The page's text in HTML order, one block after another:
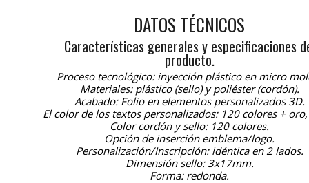
DATOS TÉCNICOS
Características generales y especificaciones
producto.
Proceso tecnológico: inyección plástico en micro
Materiales: plástico (sello) y poliéster (cordón).
Acabado: Folio en elementos personalizados 3D.
El color de los textos personalizados: 120 colores +
Color cordón y sello: 120 colores.
Opción de inserción emblema/logo.
Personalización/Inscripción: idéntica en 2 lados.
Dimensión sello: 3x17mm.
Forma: redonda.